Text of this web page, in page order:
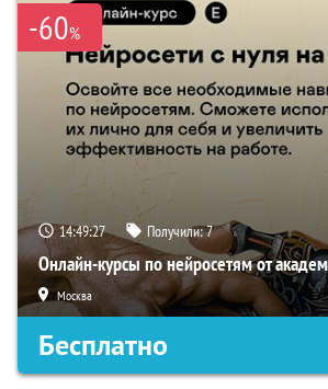
-60%
14:49:26 Получили:7
Онлайн-курсы по нейросетям от
Москва
Бесплатно